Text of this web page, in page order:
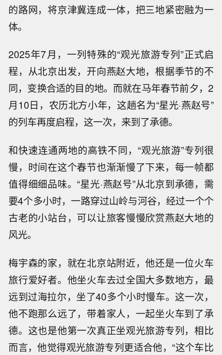
的路网，将京津冀连成一体，把三地紧密融为一
体。
2025年7月，一列特殊的“观光旅游专列”正式启
程，从北京出发，开向燕赵大地，根据季节的不
同，变换合适的目的地。而就在马年春节前夕，2
月10日，农历北方小年，这趟名为“星光·燕赵号”
的列车再度启程，这一次，来到了承德。
和快速连通两地的高铁不同，“观光旅游”专列很
慢，时间在这个春节也渐渐慢了下来，每一帧都
值得细细品味。“星光·燕赵号”从北京到承德，需
要4个多小时，一路穿过山岭与河谷，经过一个个
古老的小站台，可以让旅客慢慢欣赏燕赵大地的
风光。
梅宇森的家，就在北京站附近，他还是一位火车
旅行爱好者。他坐火车去过全国大多数地方，最
远到过海拉尔，坐了40多个小时慢车。这一次，
他不跑那么远了，带着家人，一起坐火车到了承
德。这也是他第一次真正坐观光旅游专列，相比
而言，他觉得观光旅游专列更适合他，“这个车比